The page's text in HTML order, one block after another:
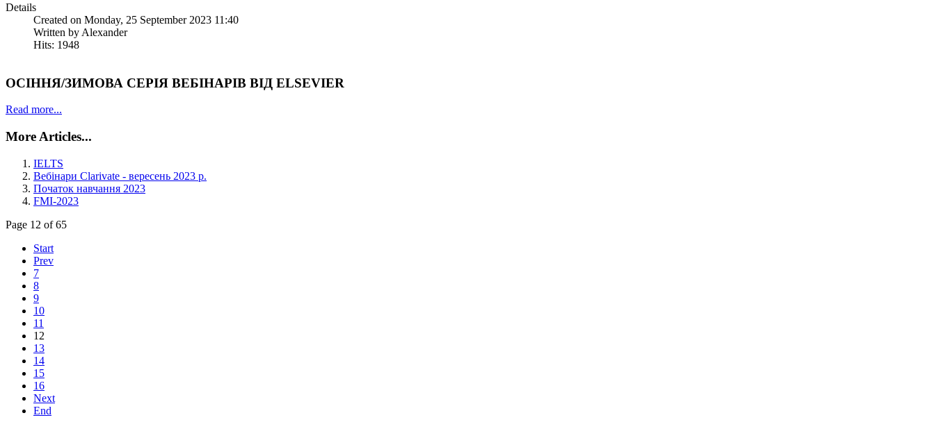
Details
Created on Monday, 25 September 2023 11:40
Written by Alexander
Hits: 1948
ОСІННЯ/ЗИМОВА СЕРІЯ ВЕБІНАРІВ ВІД ELSEVIER
Read more...
More Articles...
IELTS
Вебінари Clarivate - вересень 2023 р.
Початок навчання 2023
FMI-2023
Page 12 of 65
Start
Prev
7
8
9
10
11
12
13
14
15
16
Next
End